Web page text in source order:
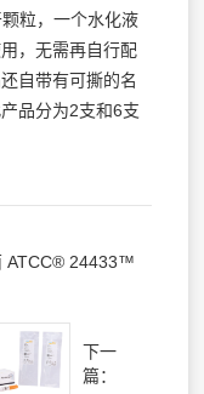
粒，一个水化液
，无需再自行配
自带有可撕的名
品分为2支和6支
ATCC® 24433™
下一
篇：